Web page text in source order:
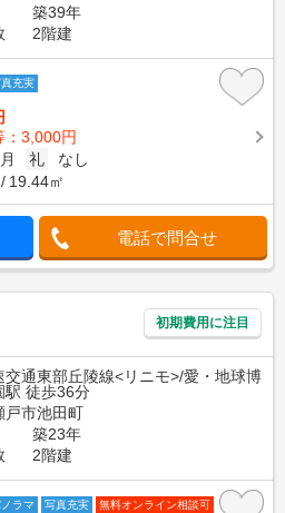
築39年
2階建
充実
：3,000円
礼
なし
19.44㎡
電話で問合せ
初期費用に注目
交通東部丘陵線<リニモ>/愛・地球博
駅 徒歩36分
戸市池田町
築23年
2階建
ノラマ 写真充実 無料オンライン相談可